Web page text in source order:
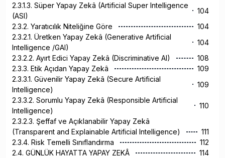
2.3.1.3. Süper Yapay Zekâ (Artificial Super Intelligence
(ASI)
104
2.3.2. Yaratıcılık Niteliğine Göre
104
2.3.2.1. Üretken Yapay Zekâ (Generative Artificial
Intelligence /GAI)
104
2.3.2.2. Ayırt Edici Yapay Zekâ (Discriminative AI)
108
2.3.3. Etik Açıdan Yapay Zekâ
109
2.3.3.1. Güvenilir Yapay Zekâ (Secure Artificial
Intelligence)
109
2.3.3.2. Sorumlu Yapay Zekâ (Responsible Artificial
Intelligence)
110
2.3.2.3. Şeffaf ve Açıklanabilir Yapay Zekâ
(Transparent and Explainable Artificial Intelligence)
111
2.3.4. Risk Temelli Sınıflandırma
112
2.4. GÜNLÜK HAYATTA YAPAY ZEKÂ
114